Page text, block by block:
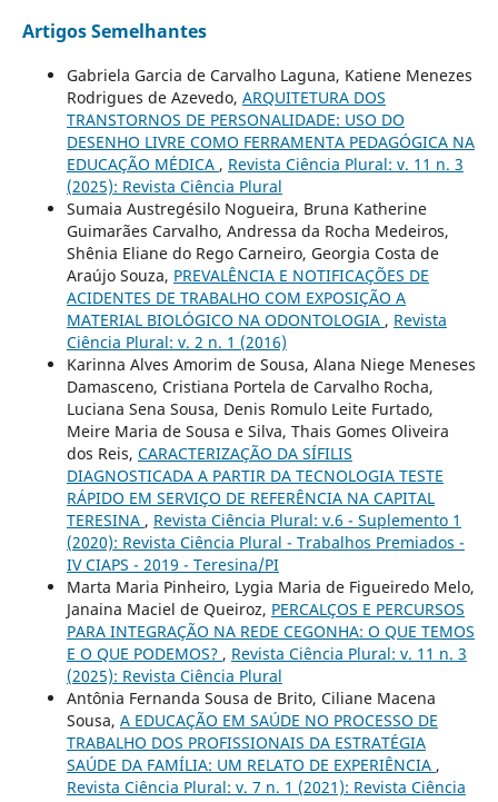
Artigos Semelhantes
Gabriela Garcia de Carvalho Laguna, Katiene Menezes
Rodrigues de Azevedo, ARQUITETURA DOS
TRANSTORNOS DE PERSONALIDADE: USO DO
DESENHO LIVRE COMO FERRAMENTA PEDAGÓGICA NA
EDUCAÇÃO MÉDICA , Revista Ciência Plural: v. 11 n. 3
(2025): Revista Ciência Plural
Sumaia Austregésilo Nogueira, Bruna Katherine
Guimarães Carvalho, Andressa da Rocha Medeiros,
Shênia Eliane do Rego Carneiro, Georgia Costa de
Araújo Souza, PREVALÊNCIA E NOTIFICAÇÕES DE
ACIDENTES DE TRABALHO COM EXPOSIÇÃO A
MATERIAL BIOLÓGICO NA ODONTOLOGIA , Revista
Ciência Plural: v. 2 n. 1 (2016)
Karinna Alves Amorim de Sousa, Alana Niege Meneses
Damasceno, Cristiana Portela de Carvalho Rocha,
Luciana Sena Sousa, Denis Romulo Leite Furtado,
Meire Maria de Sousa e Silva, Thais Gomes Oliveira
dos Reis, CARACTERIZAÇÃO DA SÍFILIS
DIAGNOSTICADA A PARTIR DA TECNOLOGIA TESTE
RÁPIDO EM SERVIÇO DE REFERÊNCIA NA CAPITAL
TERESINA , Revista Ciência Plural: v.6 - Suplemento 1
(2020): Revista Ciência Plural - Trabalhos Premiados -
IV CIAPS - 2019 - Teresina/PI
Marta Maria Pinheiro, Lygia Maria de Figueiredo Melo,
Janaina Maciel de Queiroz, PERCALÇOS E PERCURSOS
PARA INTEGRAÇÃO NA REDE CEGONHA: O QUE TEMOS
E O QUE PODEMOS? , Revista Ciência Plural: v. 11 n. 3
(2025): Revista Ciência Plural
Antônia Fernanda Sousa de Brito, Ciliane Macena
Sousa, A EDUCAÇÃO EM SAÚDE NO PROCESSO DE
TRABALHO DOS PROFISSIONAIS DA ESTRATÉGIA
SAÚDE DA FAMÍLIA: UM RELATO DE EXPERIÊNCIA ,
Revista Ciência Plural: v. 7 n. 1 (2021): Revista Ciência